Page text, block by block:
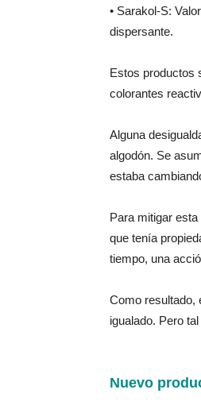
• Sarakol-S:
dispersante.
Estos productos
colorantes
Alguna
algodón. Se
estaba
Para mitigar
que tenía
tiempo, una
Como resultado,
igualado. Pero
Nuevo